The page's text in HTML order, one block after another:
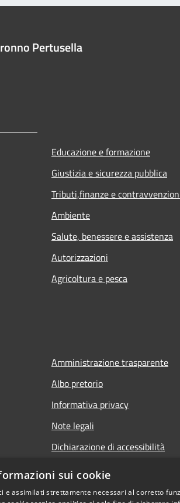
Pertusella
Educazione e formazione
Giustizia e sicurezza pubblica
Tributi,finanze e
Ambiente
Salute, benessere e assistenza
Autorizzazioni
Agricoltura e pesca
Amministrazione trasparente
Albo pretorio
Informativa privacy
Note legali
Dichiarazione di accessibilità
sui cookie
e assimilati strettamente necessari al corretto